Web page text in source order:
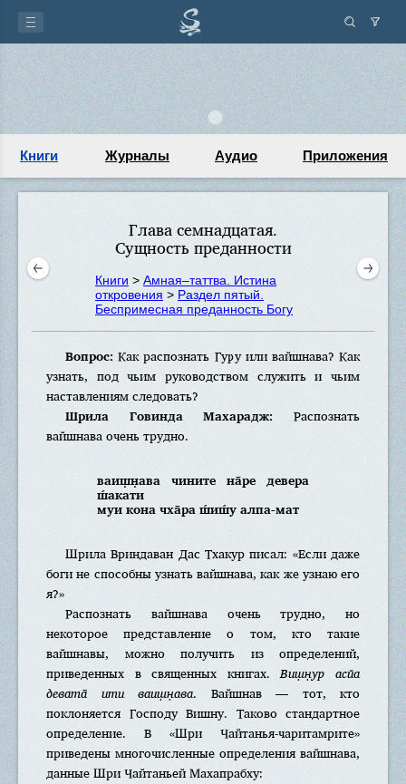
Книги Журналы Аудио Приложения
Глава семнадцатая.
Сущность преданности
Книги > Амная–таттва. Истина
откровения > Раздел пятый.
Беспримесная преданность Богу
Вопрос: Как распознать Гуру или вайшнава? Как
узнать, под чьим руководством служить и чьим
наставлениям следовать?
Шрила Говинда Махарадж: Распознать
вайшнава очень трудно.
ваиш̣н̣ава чините на̄ре девера
ш́акати
муи кона чха̄ра ш́иш́у алпа-мат
Шрила Вриндаван Дас Тхакур писал: «Если даже
боги не способны узнать вайшнава, как же узнаю его
я?»
Распознать вайшнава очень трудно, но
некоторое представление о том, кто такие
вайшнавы, можно получить из определений,
приведенных в священных книгах.Виш̣н̣ур асйа
девата̄ ити ваиш̣н̣ава. Вайшнав — тот, кто
поклоняется Господу Вишну. Таково стандартное
определение. В «Шри Чайтанья-чаритамрите»
приведены многочисленные определения вайшнава,
данные Шри Чайтаньей Махапрабху: